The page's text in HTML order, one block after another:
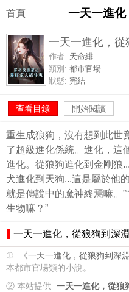
首頁 一天一進
一天一進化，
作者: 天命緋
類別: 都市官場
狀態: 完結
查看目錄 開始閱讀
重生成狼狗，沒有想到此世
了超級進化係統。進化，這
進化。從狼狗進化到金剛狼
犬進化到天狗...這是屬於他
就是傳說中的魔神終焉嘛。
生物嘛？”
一天一進化，從狼狗到深
① 《一天一進化，從狼狗到深
本都市官場類的小說。
② 本站提供 一天一進化，從狼